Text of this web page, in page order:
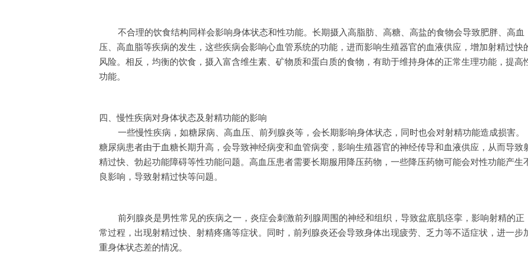
不合理的饮食结构同样会影响身体状态和性功能。长期摄入高脂肪、高糖、高盐的食物会导致肥胖、高血
压、高血脂等疾病的发生，这些疾病会影响心血管系统的功能，进而影响生殖器官的血液供应，增加射精过快
风险。相反，均衡的饮食，摄入富含维生素、矿物质和蛋白质的食物，有助于维持身体的正常生理功能，提高
功能。
四、慢性疾病对身体状态及射精功能的影响
一些慢性疾病，如糖尿病、高血压、前列腺炎等，会长期影响身体状态，同时也会对射精功能造成损害。
糖尿病患者由于血糖长期升高，会导致神经病变和血管病变，影响生殖器官的神经传导和血液供应，从而导致
精过快、勃起功能障碍等性功能问题。高血压患者需要长期服用降压药物，一些降压药物可能会对性功能产生
良影响，导致射精过快等问题。
前列腺炎是男性常见的疾病之一，炎症会刺激前列腺周围的神经和组织，导致盆底肌痉挛，影响射精的正
常过程，出现射精过快、射精疼痛等症状。同时，前列腺炎还会导致身体出现疲劳、乏力等不适症状，进一步
重身体状态差的情况。